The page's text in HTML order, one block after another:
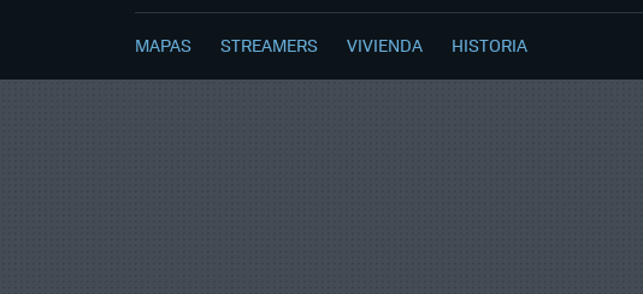
MAPAS STREAMERS VIVIENDA HISTORIA